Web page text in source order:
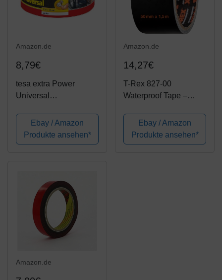
Amazon.de
8,79€
tesa extra Power
Universal
Gewebeverstärktes
Ductape zum
Reparieren,
Abdichten - Weiß - 50
m x 50 mm
Ebay / Amazon
Produkte ansehen*
Amazon.de
14,27€
T-Rex 827-00
Waterproof Tape –
wetterfestes
Reparaturband zum
Befestigen und
Ebay / Amazon
Produkte ansehen*
Amazon.de